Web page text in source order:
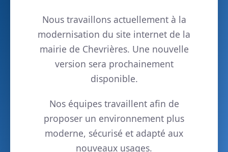
Nous travaillons actuellement à la
modernisation du site internet de la
mairie de Chevrières. Une nouvelle
version sera prochainement
disponible.
Nos équipes travaillent afin de
proposer un environnement plus
moderne, sécurisé et adapté aux
nouveaux usages.